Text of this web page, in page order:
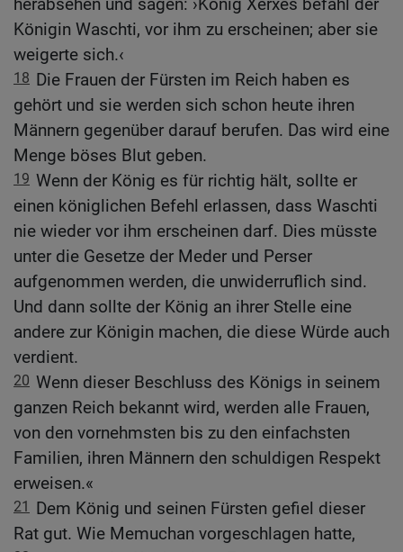
herabsehen und sagen: ›König Xerxes befahl der
Königin Waschti, vor ihm zu erscheinen; aber sie
weigerte sich.‹
18 Die Frauen der Fürsten im Reich haben es
gehört und sie werden sich schon heute ihren
Männern gegenüber darauf berufen. Das wird eine
Menge böses Blut geben.
19 Wenn der König es für richtig hält, sollte er
einen königlichen Befehl erlassen, dass Waschti
nie wieder vor ihm erscheinen darf. Dies müsste
unter die Gesetze der Meder und Perser
aufgenommen werden, die unwiderruflich sind.
Und dann sollte der König an ihrer Stelle eine
andere zur Königin machen, die diese Würde auch
verdient.
20 Wenn dieser Beschluss des Königs in seinem
ganzen Reich bekannt wird, werden alle Frauen,
von den vornehmsten bis zu den einfachsten
Familien, ihren Männern den schuldigen Respekt
erweisen.«
21
Dem König und seinen Fürsten gefiel dieser
Rat gut. Wie Memuchan vorgeschlagen hatte,